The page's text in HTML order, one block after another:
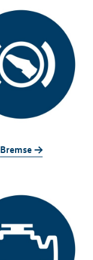
Bremse ->